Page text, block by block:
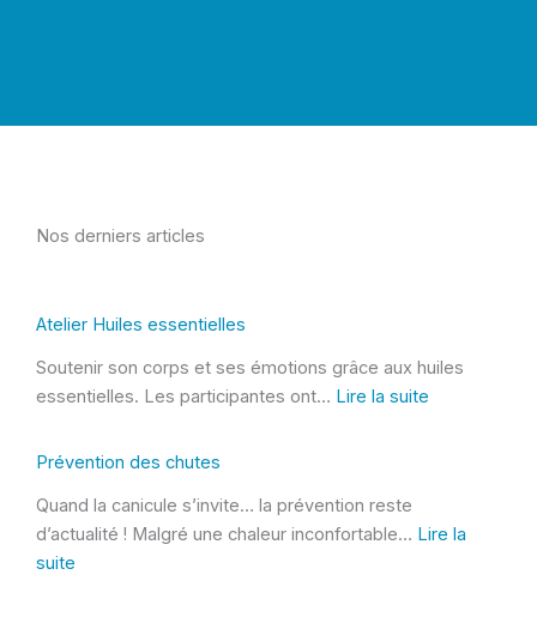
Nos derniers articles
Atelier Huiles essentielles
Soutenir son corps et ses émotions grâce aux huiles
essentielles. Les participantes ont… Lire la suite
l
Prévention des chutes
Quand la canicule s’invite… la prévention reste
d’actualité ! Malgré une chaleur inconfortable… Lire la
suite